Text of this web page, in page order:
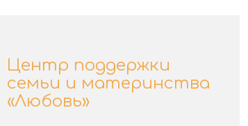
Центр поддержки
семьи и материнства
«Любовь»